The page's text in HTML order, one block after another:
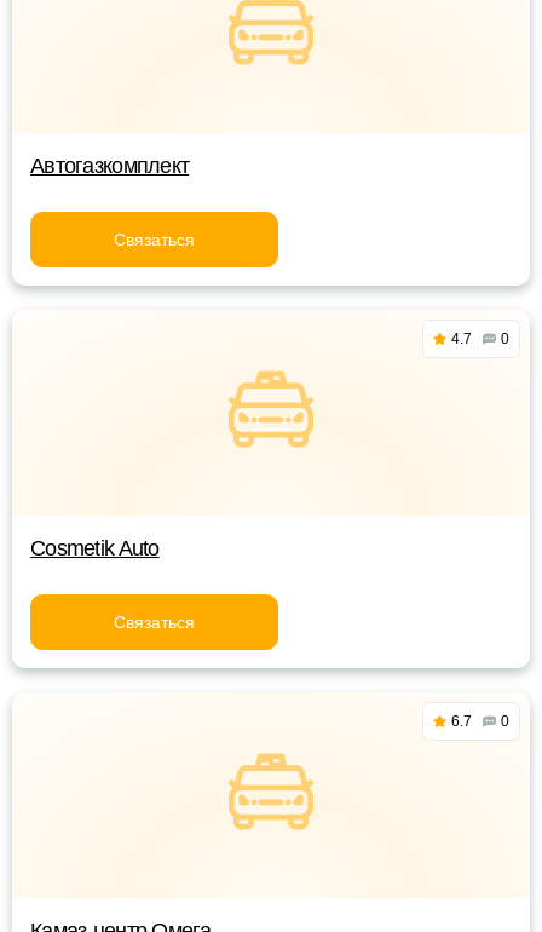
Автогазкомплект
Связаться
4.7 0
Cosmetik Auto
Связаться
6.7 0